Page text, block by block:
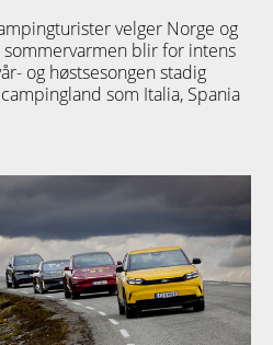
velger Norge og
sommervarmen blir for intens
og høstsesongen stadig
som Italia, Spania